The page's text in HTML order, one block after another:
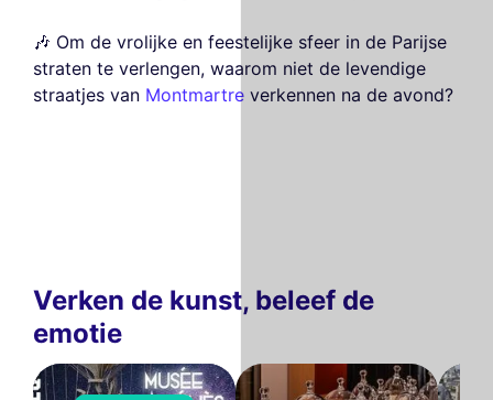
🎶 Om de vrolijke en feestelijke sfeer in de Parijse
straten te verlengen, waarom niet de levendige
straatjes van Montmartre verkennen na de avond?
Verken de kunst, beleef de
emotie